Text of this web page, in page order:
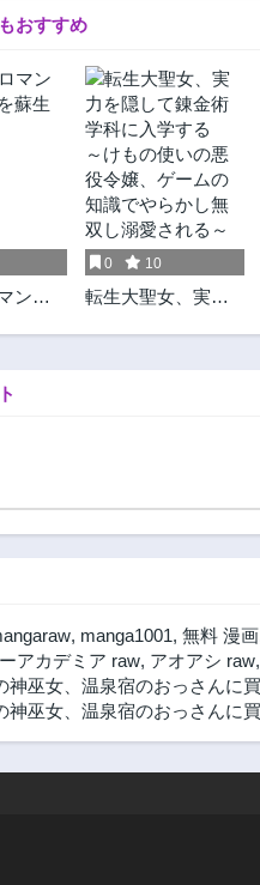
おすすめ
ンサ
0 10
転生大聖女、実力
けもの使いの悪役
, manga1001, 無料 漫画
アカデミア raw, アオアシ raw,
神巫女、温泉宿のおっさんに
神巫女、温泉宿のおっさんに